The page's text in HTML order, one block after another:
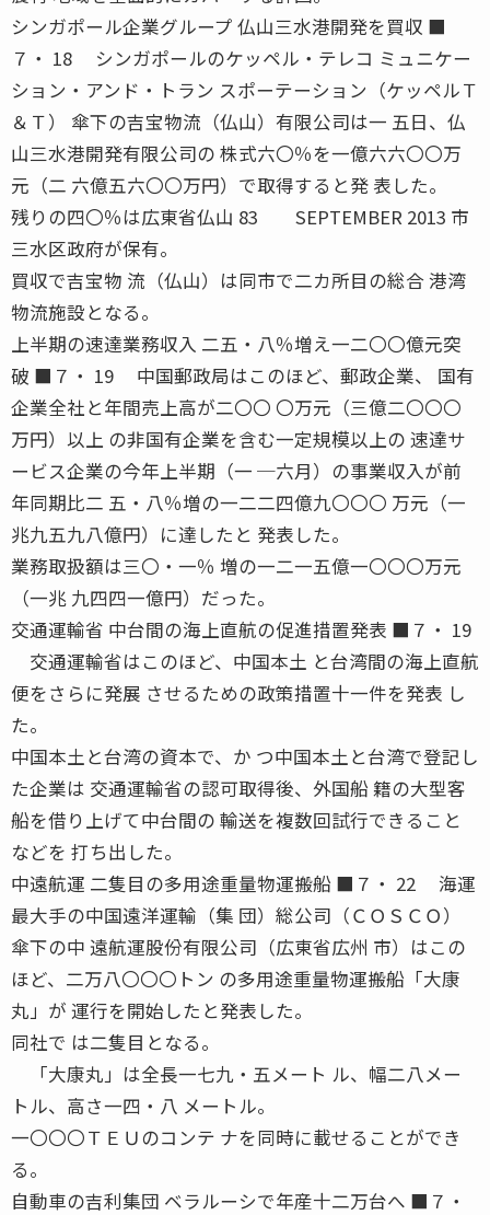
シンガポール企業グループ 仏山三水港開発を買収 ■
７・ 18 シンガポールのケッペル・テレコ ミュニケー
ション・アンド・トラン スポーテーション（ケッペルＴ
＆Ｔ） 傘下の吉宝物流（仏山）有限公司は一 五日、仏
山三水港開発有限公司の 株式六〇％を一億六六〇〇万
元（二 六億五六〇〇万円）で取得すると発 表した。
残りの四〇％は広東省仏山 83 SEPTEMBER 2013 市
三水区政府が保有。
買収で吉宝物 流（仏山）は同市で二カ所目の総合 港湾
物流施設となる。
上半期の速達業務収入 二五・八％増え一二〇〇億元突
破 ■７・ 19 中国郵政局はこのほど、郵政企業、 国有
企業全社と年間売上高が二〇〇 〇万元（三億二〇〇〇
万円）以上 の非国有企業を含む一定規模以上の 速達サ
ービス企業の今年上半期（一 ─六月）の事業収入が前
年同期比二 五・八％増の一二二四億九〇〇〇 万元（一
兆九五九八億円）に達したと 発表した。
業務取扱額は三〇・一％ 増の一二一五億一〇〇〇万元
（一兆 九四四一億円）だった。
交通運輸省 中台間の海上直航の促進措置発表 ■７・ 19
交通運輸省はこのほど、中国本土 と台湾間の海上直航
便をさらに発展 させるための政策措置十一件を発表 し
た。
中国本土と台湾の資本で、か つ中国本土と台湾で登記し
た企業は 交通運輸省の認可取得後、外国船 籍の大型客
船を借り上げて中台間の 輸送を複数回試行できること
などを 打ち出した。
中遠航運 二隻目の多用途重量物運搬船 ■７・ 22 海運
最大手の中国遠洋運輸（集 団）総公司（ＣＯＳＣＯ）
傘下の中 遠航運股份有限公司（広東省広州 市）はこの
ほど、二万八〇〇〇トン の多用途重量物運搬船「大康
丸」が 運行を開始したと発表した。
同社で は二隻目となる。
「大康丸」は全長一七九・五メート ル、幅二八メー
トル、高さ一四・八 メートル。
一〇〇〇ＴＥＵのコンテ ナを同時に載せることができ
る。
自動車の吉利集団 ベラルーシで年産十二万台へ ■７・